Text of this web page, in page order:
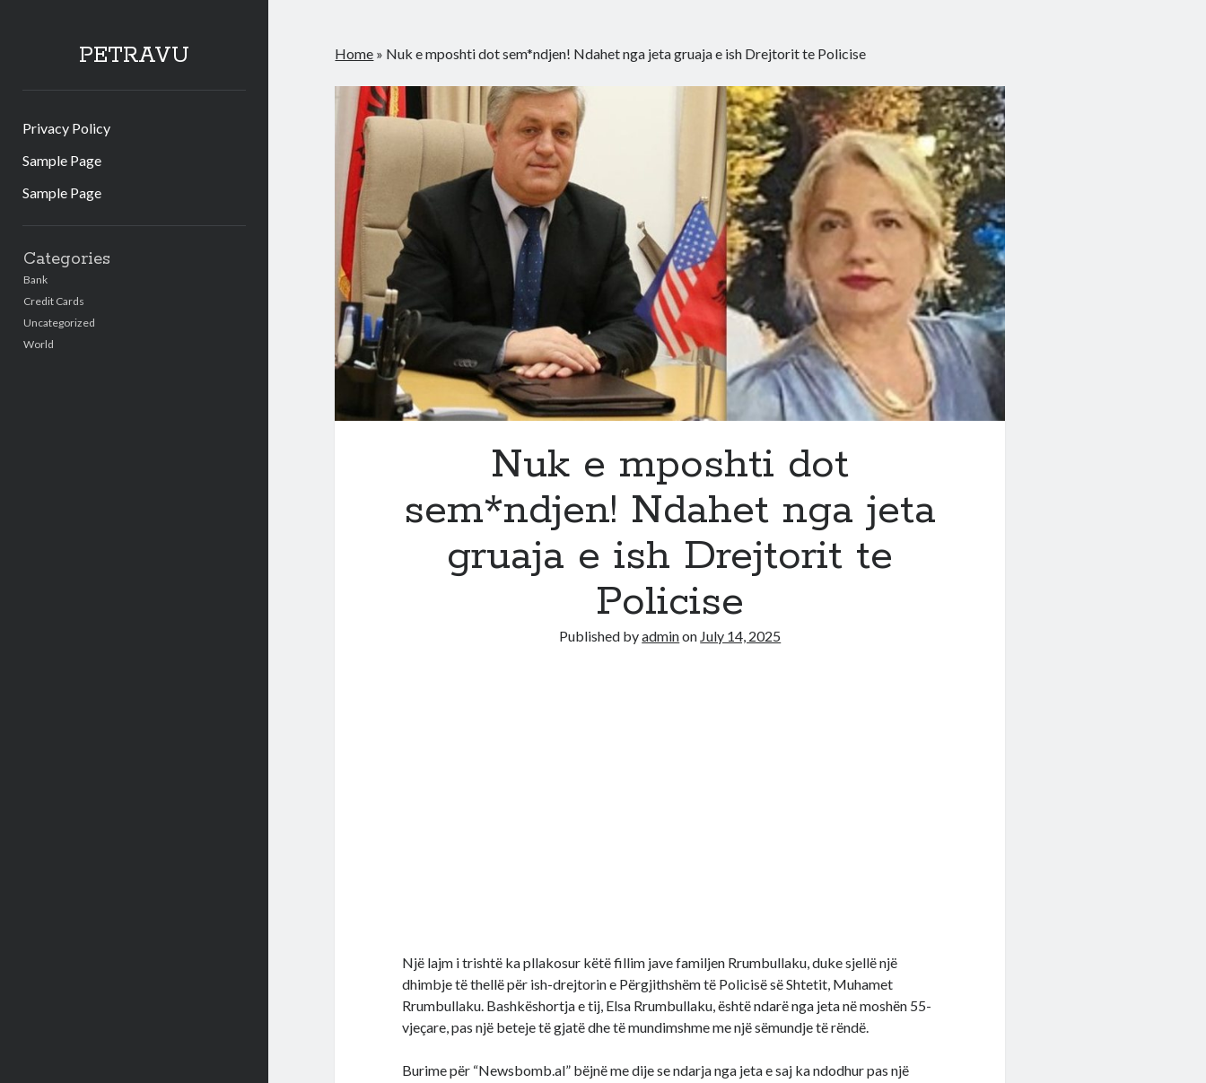
PETRAVU
Privacy Policy
Sample Page
Sample Page
Categories
Bank
Credit Cards
Uncategorized
World
Home » Nuk e mposhti dot sem*ndjen! Ndahet nga jeta gruaja e ish Drejtorit te Policise
Nuk e mposhti dot
sem*ndjen! Ndahet nga jeta
gruaja e ish Drejtorit te
Policise
Published byadminon July 14, 2025
Një lajm i trishtë ka pllakosur këtë fillim jave familjen Rrumbullaku, duke sjellë një
dhimbje të thellë për ish-drejtorin e Përgjithshëm të Policisë së Shtetit, Muhamet
Rrumbullaku. Bashkëshortja e tij, Elsa Rrumbullaku, është ndarë nga jeta në moshën 55-
vjeçare, pas një beteje të gjatë dhe të mundimshme me një sëmundje të rëndë.
Burime për “Newsbomb.al” bëjnë me dije se ndarja nga jeta e saj ka ndodhur pas një